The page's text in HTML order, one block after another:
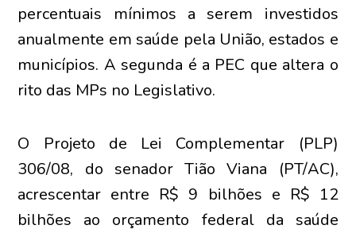
percentuais mínimos a serem investidos
anualmente em saúde pela União, estados e
municípios. A segunda é a PEC que altera o
rito das MPs no Legislativo.
O Projeto de Lei Complementar (PLP)
306/08, do senador Tião Viana (PT/AC),
acrescentar entre R$ 9 bilhões e R$ 12
bilhões ao orçamento federal da saúde